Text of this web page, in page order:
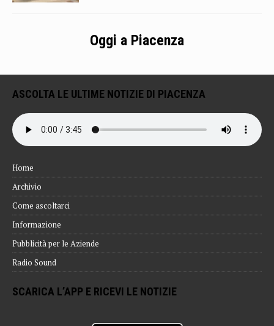
Oggi a Piacenza
ASCOLTA LE ULTIME NOTIZIE DI PIACENZA
Home
Archivio
Come ascoltarci
Informazione
Pubblicità per le Aziende
Radio Sound
SCARICA L’APP E RICEVI LE NOTIZIE